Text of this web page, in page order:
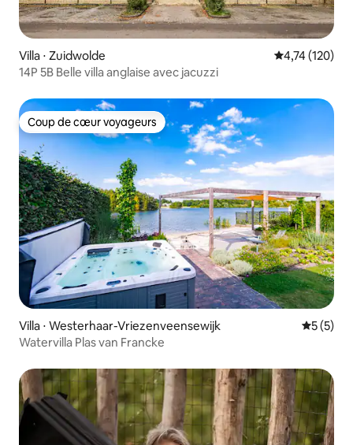
Villa ⋅ Zuidwolde Évaluation
4,74 (120)
14P 5B Belle villa anglaise avec jacuzzi
Coup de cœur voyageurs
Coup de cœur voyageurs
Villa ⋅ Westerhaar-Vriezenveensewijk
5 (5)
Watervilla Plas van Francke